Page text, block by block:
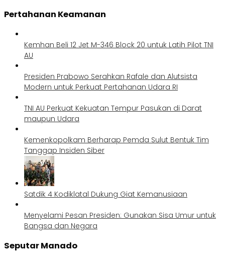
Pertahanan Keamanan
Kemhan Beli 12 Jet M-346 Block 20 untuk Latih Pilot TNI
AU
Presiden Prabowo Serahkan Rafale dan Alutsista
Modern untuk Perkuat Pertahanan Udara RI
TNI AU Perkuat Kekuatan Tempur Pasukan di Darat
maupun Udara
Kemenkopolkam Berharap Pemda Sulut Bentuk Tim
Tanggap Insiden Siber
Satdik 4 Kodiklatal Dukung Giat Kemanusiaan
Menyelami Pesan Presiden: Gunakan Sisa Umur untuk
Bangsa dan Negara
Seputar Manado